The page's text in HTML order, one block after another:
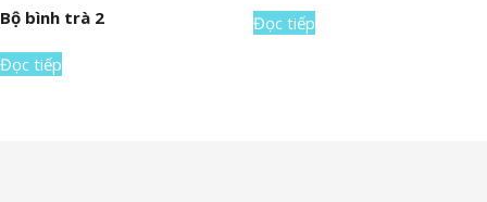
Bộ bình trà 2
Đọc tiếp
Đọc tiếp